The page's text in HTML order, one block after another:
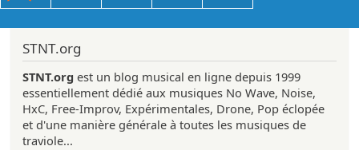
STNT.org
STNT.org est un blog musical en ligne depuis 1999
essentiellement dédié aux musiques No Wave, Noise,
HxC, Free-Improv, Expérimentales, Drone, Pop éclopée
et d'une manière générale à toutes les musiques de
traviole...